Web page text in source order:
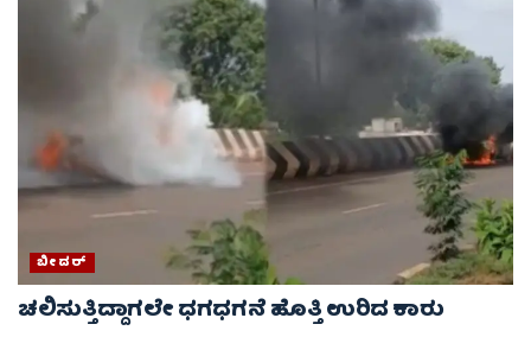
ಬೀದರ್
ಚಲಿಸುತ್ತಿದ್ದಾಗಲೇ ಧಗಧಗನೆ ಹೊತ್ತಿ ಉರಿದ ಕಾರು